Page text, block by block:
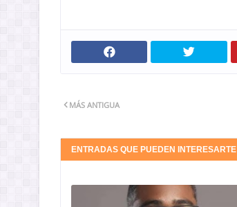
MÁS ANTIGUA
ENTRADAS QUE PUEDEN INTERESARTE